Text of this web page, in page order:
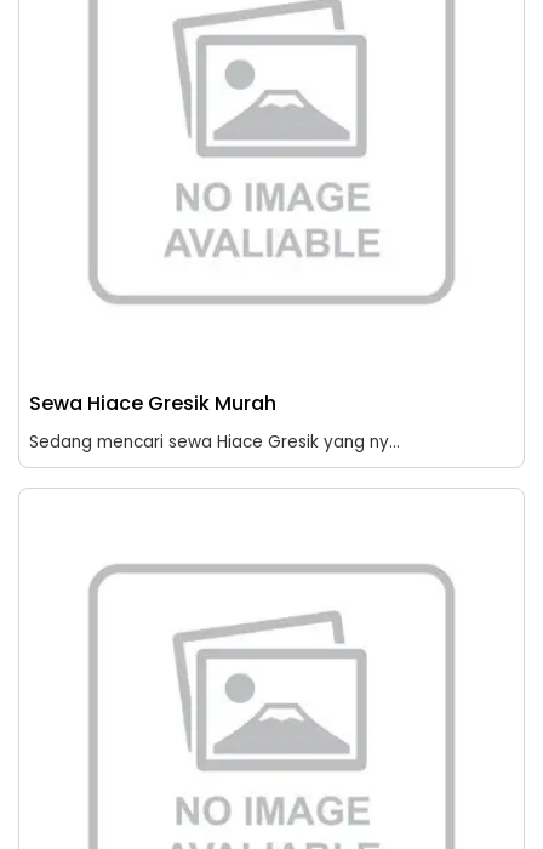
Sewa Hiace Gresik Murah
Sedang mencari sewa Hiace Gresik yang ny...